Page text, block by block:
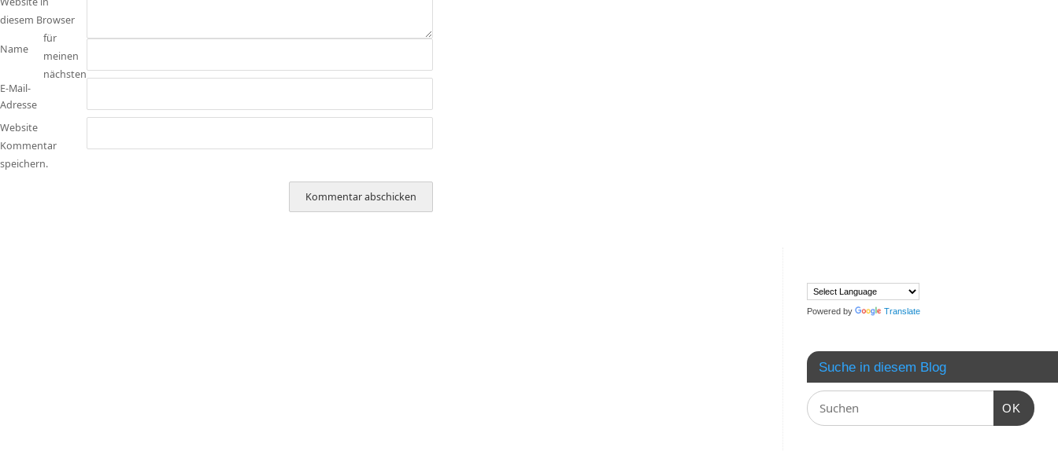
Name
E-Mail-
Adresse
Website
diesem Browser
für
meinen
nächsten
Kommentar
speichern.
Powered by Translate
Suche in diesem Blog
OK